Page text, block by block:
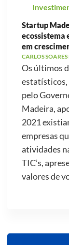
Startup
ecossistema
em
CARLOS SOARES
Os últimos
pelo
Madeira,
2021
empresas
atividades
TIC’s,
valores de